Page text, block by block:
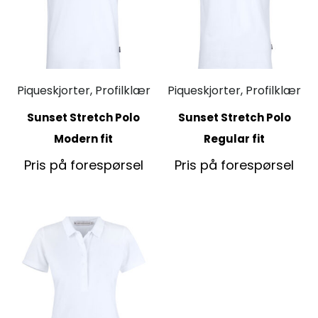
Piqueskjorter, Profilklær
Sunset Stretch Polo
Modern fit
Pris på forespørsel
Piqueskjorter, Profilklær
Sunset Stretch Polo
Regular fit
Pris på forespørsel